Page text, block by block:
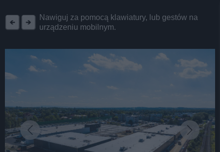
Nawiguj za pomocą klawiatury, lub gestów na
urządzeniu mobilnym.